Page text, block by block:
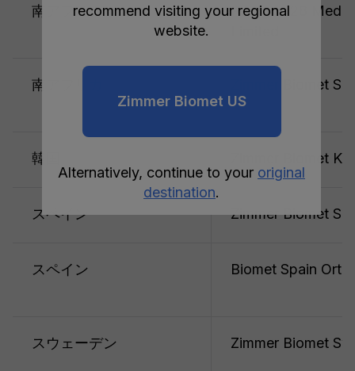
南アフリカ
Paragon 28
南アフリカ Zimmer Biomet
韓国 Zimmer Biomet
スペイン Zimmer Biomet
スペイン Biomet Spain
スウェーデン Zimmer Biomet
recommend visiting your regional
website.
Zimmer Biomet US
Alternatively, continue to your original
destination.